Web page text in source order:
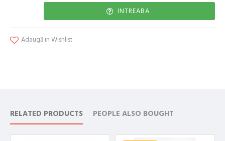
INTREABA
Adaugă in Wishlist
RELATED PRODUCTS PEOPLE ALSO BOUGHT